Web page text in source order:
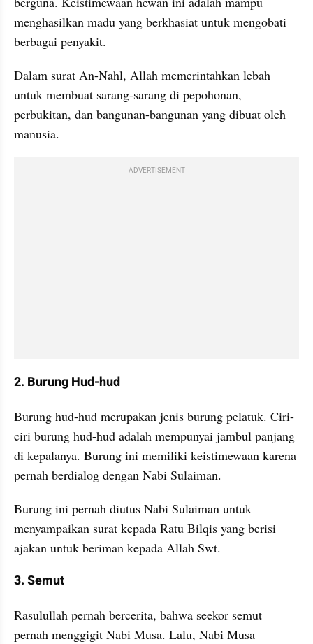
menghasilkan madu yang berkhasiat untuk mengobati
berbagai penyakit.
Dalam surat An-Nahl, Allah memerintahkan lebah
untuk membuat sarang-sarang di pepohonan,
perbukitan, dan bangunan-bangunan yang dibuat oleh
manusia.
ADVERTISEMENT
2. Burung Hud-hud
Burung hud-hud merupakan jenis burung pelatuk. Ciri-
ciri burung hud-hud adalah mempunyai jambul panjang
di kepalanya. Burung ini memiliki keistimewaan karena
pernah berdialog dengan Nabi Sulaiman.
Burung ini pernah diutus Nabi Sulaiman untuk
menyampaikan surat kepada Ratu Bilqis yang berisi
ajakan untuk beriman kepada Allah Swt.
3. Semut
Rasulullah pernah bercerita, bahwa seekor semut
pernah menggigit Nabi Musa. Lalu, Nabi Musa